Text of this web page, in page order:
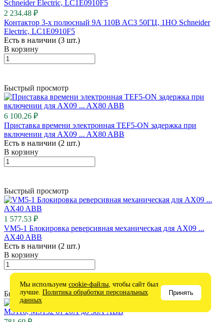
2 234.48 ₽
Контактор 3-х полюсный 9А 110B AC3 50ГЦ, 1НО Schneider
Electric, LC1E0910F5
Есть в наличии (3 шт.)
В корзину
Быстрый просмотр
6 100.26 ₽
Приставка времени электронная TEF5-ON задержка при
включении для AX09 ... AX80 ABB
Есть в наличии (2 шт.)
В корзину
Быстрый просмотр
1 577.53 ₽
VM5-1 Блокировка реверсивная механическая для AX09 ...
AX40 ABB
Есть в наличии (2 шт.)
В корзину
Быстрый просмотр
Мы используем cookie-файлы, чтобы сайт был
лучше. Политика обработки персональных
данных
Принять